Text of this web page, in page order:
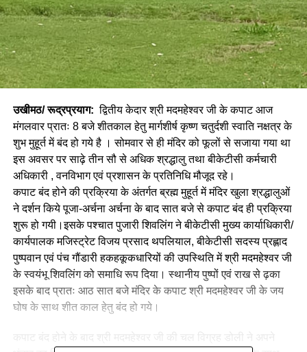
उखीमठ/ रूद्रप्रयाग:द्वितीय केदार श्री मदमहेश्वर जी के कपाट आज
मंगलवार प्रातः 8 बजे शीतकाल हेतु मार्गशीर्ष कृष्ण चतुर्दशी स्वाति नक्षत्र के
शुभ मुहूर्त में बंद हो गये है । सोमवार से ही मंदिर को फूलों से सजाया गया था
इस अवसर पर साढ़े तीन सौ से अधिक श्रद्धालु तथा बीकेटीसी कर्मचारी
अधिकारी , वनविभाग एवं प्रशासन के प्रतिनिधि मौजूद रहे।
कपाट बंद होने की प्रक्रिया के अंतर्गत ब्रह्म मुहूर्त में मंदिर खुला श्रद्धालुओं
ने दर्शन किये पूजा-अर्चना अर्चना के बाद सात बजे से कपाट बंद ही प्रक्रिया
शुरू हो गयी।इसके पश्चात पुजारी शिवलिंग ने बीकेटीसी मुख्य कार्याधिकारी/
कार्यपालक मजिस्ट्रेट विजय प्रसाद थपलियाल, बीकेटीसी सदस्य प्रह्लाद
पुष्पवान एवं पंच गौंडारी हकहकूकधारियों की उपस्थिति में श्री मदमहेश्वर जी
के स्वयंभू शिवलिंग को समाधि रूप दिया। स्थानीय पुष्पों एवं राख से ढ़का
इसके बाद प्रातः आठ सात बजे मंदिर के कपाट श्री मदमहेश्वर जी के जय
घोष के साथ शीत काल हेतु बंद हो गये।